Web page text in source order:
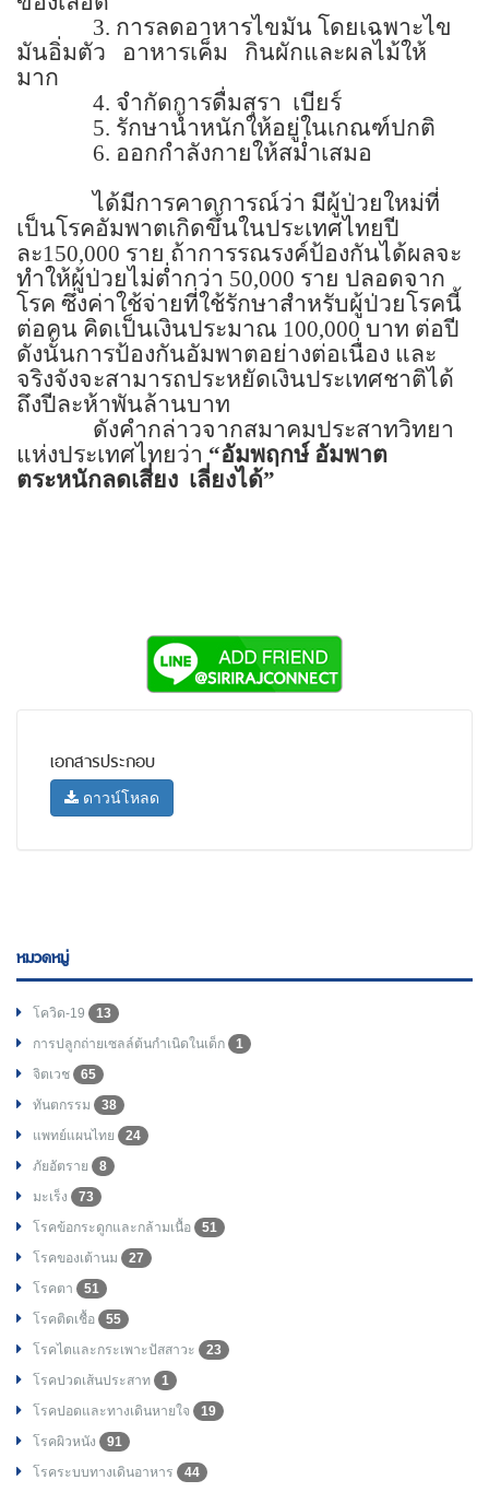
3. การลดอาหารไขมัน โดยเฉพาะไข
มันอิ่มตัว
อาหารเค็ม
กินผักและผลไม้ให้
มาก
4. จำกัดการดื่มสุรา เบียร์
5. รักษาน้ำหนักให้อยู่ในเกณฑ์ปกติ
6. ออกกำลังกายให้สม่ำเสมอ
ได้มีการคาดการณ์ว่า มีผู้ป่วยใหม่ที่
เป็นโรคอัมพาตเกิดขึ้นในประเทศไทยปี
ละ150,000 ราย ถ้าการรณรงค์ป้องกันได้ผลจะ
ทำให้ผู้ป่วยไม่ต่ำกว่า 50,000 ราย ปลอดจาก
โรค ซึ่งค่าใช้จ่ายที่ใช้รักษาสำหรับผู้ป่วยโรคนี้
ต่อคน คิดเป็นเงินประมาณ 100,000 บาท ต่อปี
ดังนั้นการป้องกันอัมพาตอย่างต่อเนื่อง และ
จริงจังจะสามารถประหยัดเงินประเทศชาติได้
ถึงปีละห้าพันล้านบาท
ดังคำกล่าวจากสมาคมประสาทวิทยา
แห่งประเทศไทยว่า “อัมพฤกษ์ อัมพาต
ตระหนักลดเสี่ยง เลี่ยงได้”
เอกสารประกอบ
ดาวน์โหลด
หมวดหมู่
โควิด-19
13
การปลูกถ่ายเซลล์ต้นกำเนิดในเด็ก
1
จิตเวช
65
ทันตกรรม
38
แพทย์แผนไทย
24
ภัยอัตราย
8
มะเร็ง
73
โรคข้อกระดูกและกล้ามเนื้อ
51
โรคของเต้านม
27
โรคตา
51
โรคติดเชื้อ
55
โรคไตและกระเพาะปัสสาวะ
23
โรคปวดเส้นประสาท
1
โรคปอดและทางเดินหายใจ
19
โรคผิวหนัง
91
โรคระบบทางเดินอาหาร
44